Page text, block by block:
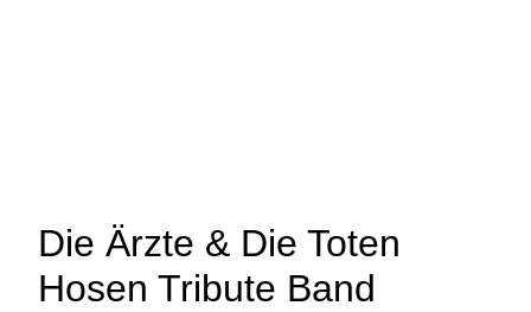
Die Ärzte & Die Toten
Hosen Tribute Band